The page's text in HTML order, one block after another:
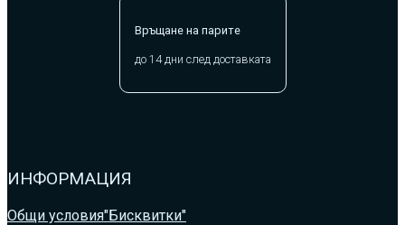
Връщане на парите
до 14 дни след доставката
ИНФОРМАЦИЯ
Общи условия"Бисквитки"